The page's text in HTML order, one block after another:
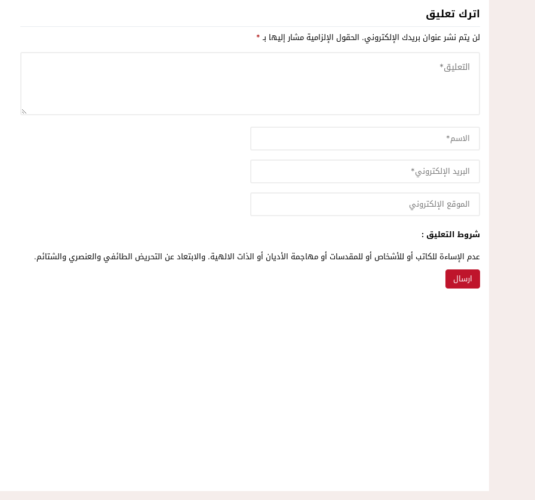
اترك تعليق
لن يتم نشر عنوان بريدك الإلكتروني. الحقول الإلزامية مشار إليها بـ*
شروط التعليق :
عدم الإساءة للكاتب أو للأشخاص أو للمقدسات أو مهاجمة الأديان أو الذات الالهية. والابتعاد عن التحريض الطائفي والعنصري والشتائم.